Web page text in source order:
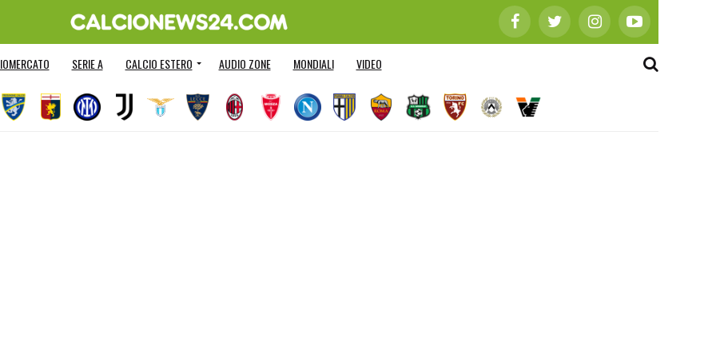
SERIE A CALCIO ESTERO AUDIO ZONE MONDIALI VIDEO